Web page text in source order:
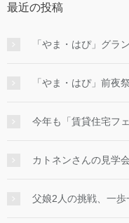
最近の投稿
「やま・はぴ」グラ
「やま・はぴ」前夜祭
今年も「賃貸住宅フ
カトネンさんの見
父娘2人の挑戦、一歩